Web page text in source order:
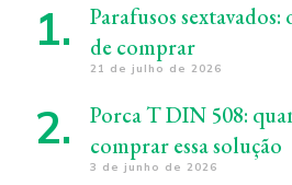
Parafusos sextavados:
de comprar
21 de julho de 2026
Porca T DIN 508:
comprar essa solução
3 de junho de 2026